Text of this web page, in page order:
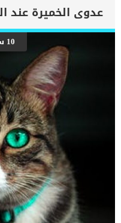
الأعضاء أو نمو أورام البطن
وراء شق البطن فى القطط
السوائل يدفع الحجاب
التنفس ، والغثيان ، وعدم
السائل الموجود فى العضو
على مرض ما يعانى منه القط.
السوائل في البطن على
كمية السوائل صغيرة نسبيًا ،
السينية
10 سبتمبر 2022